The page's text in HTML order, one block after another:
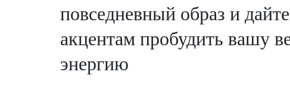
повседневный образ и
акцентам пробудить вашу
энергию